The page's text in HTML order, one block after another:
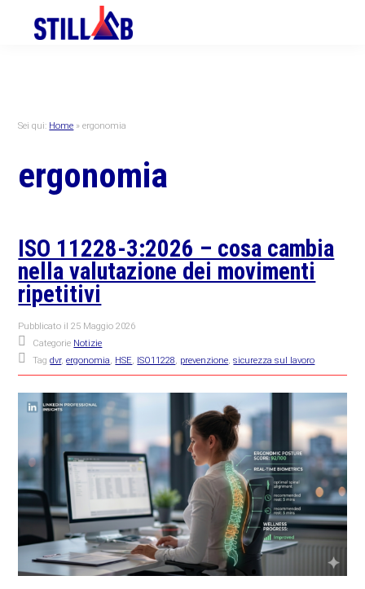
primary
primary
Sei qui: Home »ergonomia
ergonomia
ISO 11228-3:2026 – cosa cambia
nella valutazione dei movimenti
ripetitivi
Pubblicato il25 Maggio 2026
Categorie Notizie
Tagdvr,ergonomia HSE ISO11228 prevenzione ,sicurezza sul lavoro